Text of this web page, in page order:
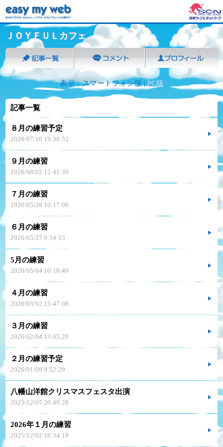
ＪＯＹＦＵＬカフェ
表示：スマートフォン版 | PC版
記事一覧
８月の練習予定
2026/07/10 19:38:52
９月の練習
2026/08/02 12:41:39
７月の練習
2026/05/28 10:17:00
６月の練習
2026/05/27 9:34:13
5月の練習
2026/05/04 10:10:49
４月の練習
2026/03/02 15:47:08
３月の練習
2026/02/04 13:05:28
２月の練習予定
2026/01/08 9:52:29
八幡山洋館クリスマスフェスタ出演
2025/12/07 20:49:28
2026年１月の練習
2025/12/02 18:34:19